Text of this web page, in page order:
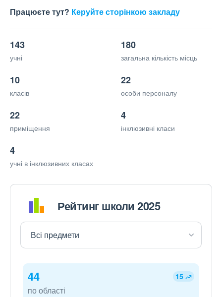
Працюєте тут? Керуйте сторінкою закладу
143
учні
180
загальна кількість місць
10
класів
22
особи персоналу
22
приміщення
4
інклюзивні класи
4
учні в інклюзивних класах
Рейтинг школи 2025
44 15
по області